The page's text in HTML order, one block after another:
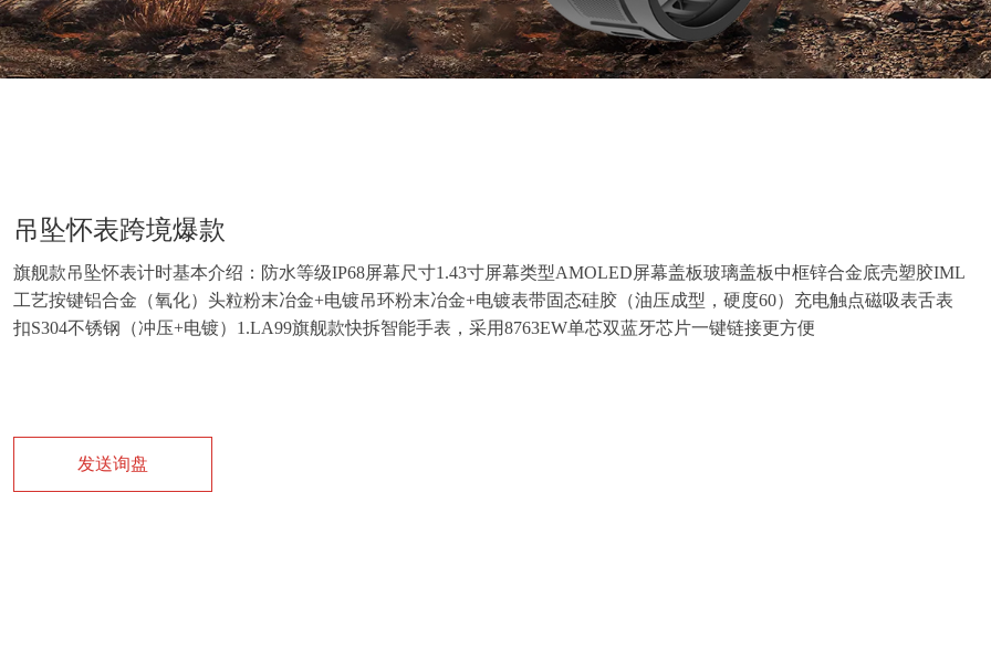
吊坠怀表跨境爆款
旗舰款吊坠怀表计时基本介绍：防水等级IP68屏幕尺寸1.43寸屏幕类型AMOLED屏幕盖板玻璃盖板中框锌合金底壳塑胶IML
工艺按键铝合金（氧化）头粒粉末冶金+电镀吊环粉末冶金+电镀表带固态硅胶（油压成型，硬度60）充电触点磁吸表舌表
扣S304不锈钢（冲压+电镀）1.LA99旗舰款快拆智能手表，采用8763EW单芯双蓝牙芯片一键链接更方便
发送询盘